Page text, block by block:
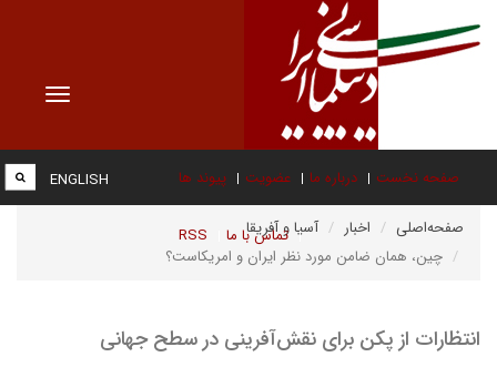
Toggle
صفحه نخست درباره ما عضویت پیوند ها
تماس با ما RSS
ENGLISH
صفحه‌اصلی اخبار
آسیا و آفریقا
چین، همان ضامن مورد نظر ایران و امریکاست؟
انتظارات از پکن برای نقش‌آفرینی در سطح جهانی